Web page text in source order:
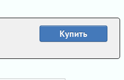
Купить